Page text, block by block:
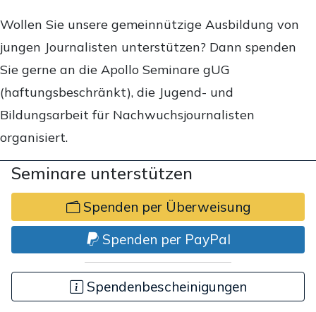
Wollen Sie unsere gemeinnützige Ausbildung von
jungen Journalisten unterstützen? Dann spenden
Sie gerne an die Apollo Seminare gUG
(haftungsbeschränkt), die Jugend- und
Bildungsarbeit für Nachwuchsjournalisten
organisiert.
Seminare unterstützen
Spenden per Überweisung
Spenden per PayPal
Spendenbescheinigungen